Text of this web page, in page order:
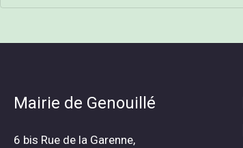
Mairie de Genouillé
6 bis Rue de la Garenne,